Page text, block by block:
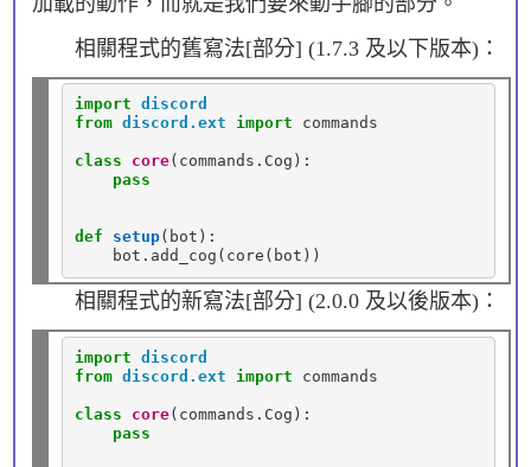
相關程式的舊寫法[部分] (1.7.3 及以下版本)：
import discord
from discord.ext import commands
class core(commands.Cog):
pass
def setup(bot):
    bot
.
相關程式的新寫法[部分] (2.0.0 及以後版本)：
import discord
from discord.ext import commands
class core(commands.Cog):
pass